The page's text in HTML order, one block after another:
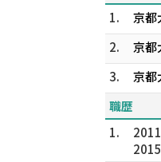
1.
京都
2.
京都
3.
京都
職歴
1.